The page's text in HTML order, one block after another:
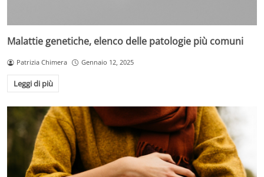
Malattie genetiche, elenco delle patologie più comuni
Patrizia Chimera Gennaio 12, 2025
Leggi di più